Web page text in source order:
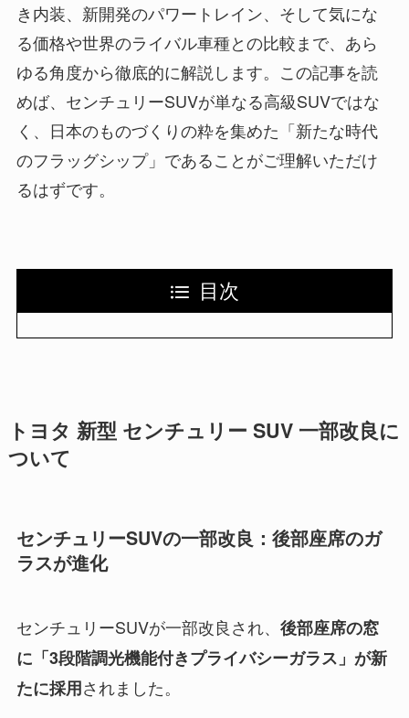
き内装、新開発のパワートレイン、そして気にな
る価格や世界のライバル車種との比較まで、あら
ゆる角度から徹底的に解説します。この記事を読
めば、センチュリーSUVが単なる高級SUVではな
く、日本のものづくりの粋を集めた「新たな時代
のフラッグシップ」であることがご理解いただけ
るはずです。
目次
トヨタ 新型 センチュリー SUV 一部改良に
ついて
センチュリーSUVの一部改良：後部座席のガ
ラスが進化
センチュリーSUVが一部改良され、 後部座席の窓
に「3段階調光機能付きプライバシーガラス」が新
たに採用されました。